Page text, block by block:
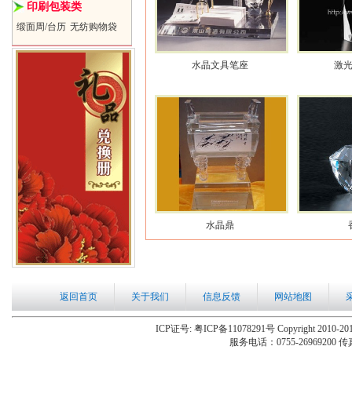
印刷包装类
缎面周/台历 无纺购物袋
水晶文具笔座 激
水晶鼎
返回首页 关于我们 信息反馈 网站地图
ICP证号: 粤ICP备11078291号 Copyright 2010-
服务电话：0755-26969200 传